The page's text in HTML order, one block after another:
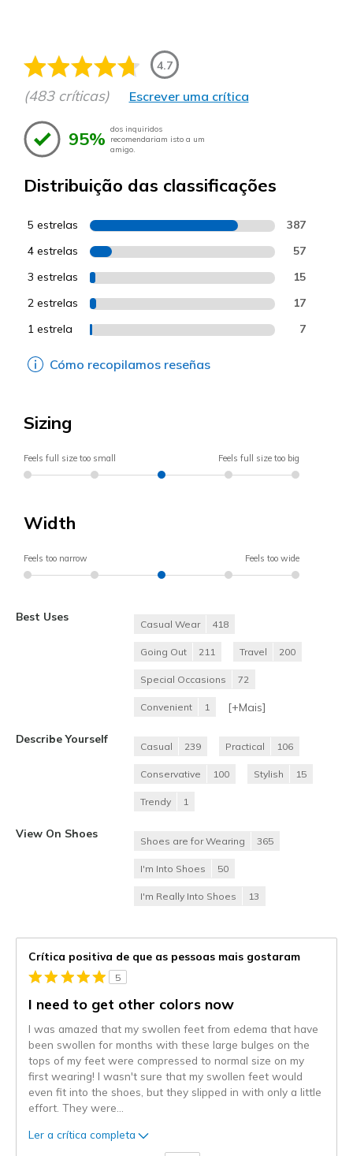
4.7
(483 críticas) Escrever uma crítica
95% dos inquiridos
recomendariam isto a um
amigo.
Distribuição das classificações
5 estrelas 387
4 estrelas 57
3 estrelas 15
2 estrelas 17
1 estrela 7
Cómo recopilamos reseñas
Sizing
Feels full size too small Feels full size too big
Width
Feels too narrow Feels too wide
Best Uses
Casual Wear 418
Going Out 211 Travel 200
Special Occasions 72
Convenient 1 [+Mais]
Describe Yourself
Casual 239 Practical 106
Conservative 100 Stylish 15
Trendy 1
View On Shoes
Shoes are for Wearing 365
I'm Into Shoes 50
I'm Really Into Shoes 13
Crítica positiva de que as pessoas mais gostaram
5
I need to get other colors now
I was amazed that my swollen feet from edema that have
been swollen for months with these large bulges on the
tops of my feet were compressed to normal size on my
first wearing! I wasn't sure that my swollen feet would
even fit into the shoes, but they slipped in with only a little
effort. They were
Ler a crítica completa